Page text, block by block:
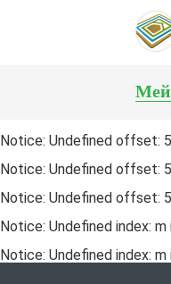
Notice: Undefined offset:
Notice: Undefined offset:
Notice: Undefined offset:
Notice: Undefined index: m
Notice: Undefined index: m